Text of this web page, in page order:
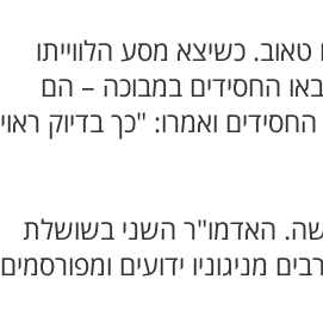
כשיצא מסע הלווייתו
החסידים במבוכה – הם
החסידים ואמרו: "כך בדיוק ראוי
האדמו"ר השני בשושלת
מניגוניו ידועים ומפורסמים